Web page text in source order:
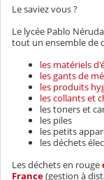
Le saviez vous ?
Le lycée Pablo
tout un ensemble de
les matériels
les gants de
les produits
les collants et
les toners et
les piles
les petits
les déchets
Les déchets en rouge
France(gestion à